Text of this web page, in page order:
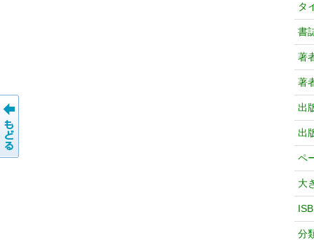
タ
書
著
著
出
出
ペ
大
分